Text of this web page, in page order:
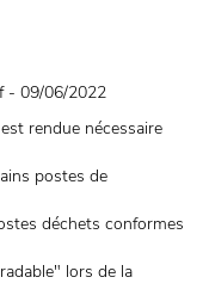
- 09/06/2022
rendue nécessaire
postes de
déchets conformes
lors de la